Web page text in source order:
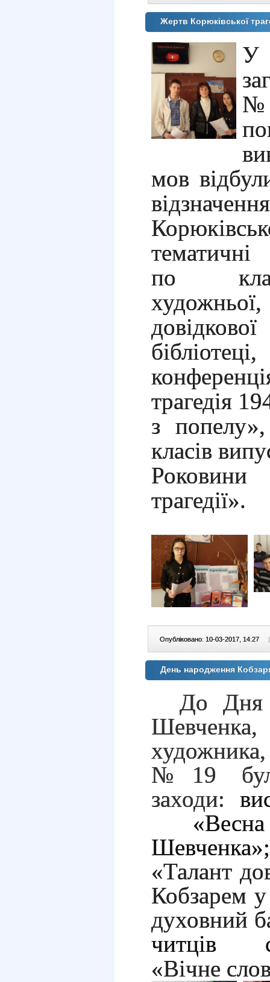
Жертв Корюківської
У
мов
тематичні
по
трагедія
з попелу»,
класів
трагедії».
Опубліковано: 10-03-2017, 14:27 |
День народження
До
Шевченка,
№19
заходи:
Шевченка»
«Талант
Кобзарем
духовний
читців
«Вічне